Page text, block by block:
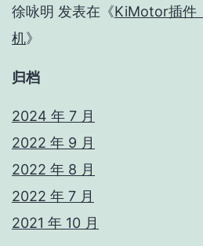
徐咏明 发表在《KiMotor插件
机》
归档
2024 年 7 月
2022 年 9 月
2022 年 8 月
2022 年 7 月
2021 年 10 月